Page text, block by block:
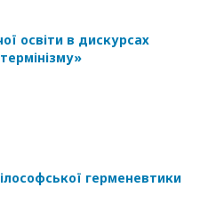
освіти в дискурсах
герменевтики